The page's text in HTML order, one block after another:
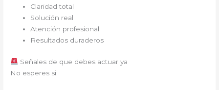
Claridad total
Solución real
Atención profesional
Resultados duraderos
Señales de que debes actuar ya
No esperes si: